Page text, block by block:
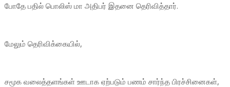
போதே பதில் பொலிஸ் மா அதிபர் இதனை தெரிவித்தார்.
மேலும் தெரிவிக்கையில்,
சமூக வலைத்தளங்கள் ஊடாக ஏற்படும் பணம் சார்ந்த பிரச்சினைகள்,